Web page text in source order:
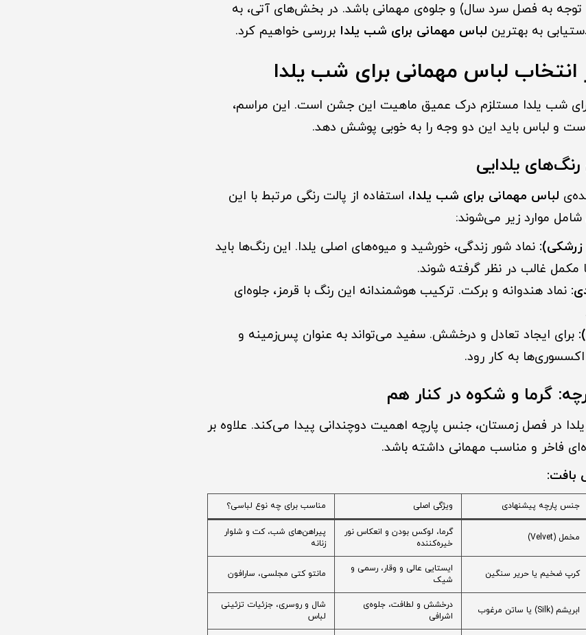
توجه به فصل سرد سال) و جلوه‌ی مهمانی باشد. در بخش‌های آتی، به
به بهترین لباس مهمانی برای شب یلدا بررسی خواهیم کرد.
لباس مهمانی برای شب یلدا
شب یلدا مستلزم درک عمیق ماهیت این جشن است. این مراسم،
و لباس باید این دو وجه را به خوبی پوشش دهد.
لباس مهمانی برای شب یلدا، استفاده از پالت رنگی مرتبط با این
موارد زیر می‌شوند:
زرشکی): نماد شور زندگی، خورشید و میوه‌های اصلی یلدا. این رنگ‌ها باید
مکمل غالب در نظر گرفته شوند.
نماد هندوانه و برکت. ترکیب هوشمندانه این رنگ با قرمز، جلوه‌ای
برای ایجاد تعادل و درخشش. سفید می‌تواند به عنوان پس‌زمینه و
به کار رود.
در فصل زمستان، جنس پارچه اهمیت دوچندانی پیدا می‌کند. علاوه بر
فاخر و مناسب مهمانی داشته باشد.
جنس پارچه پیشنهادی ویژگی اصلی مناسب برای چه نوع لباسی؟
مخمل (Velvet)
گرما، لوکس بودن و انعکاس نور
خیره‌کننده
پیراهن‌های شب، کت و شلوار
زنانه
کرپ ضخیم یا حریر سنگین
ایستایی عالی و وقار، رسمی و
شیک
مانتو کتی مجلسی، سارافون
ابریشم (Silk) یا ساتن مرغوب
درخشش و لطافت، جلوه‌ی
اشرافی
شال و روسری، جزئیات تزئینی
لباس